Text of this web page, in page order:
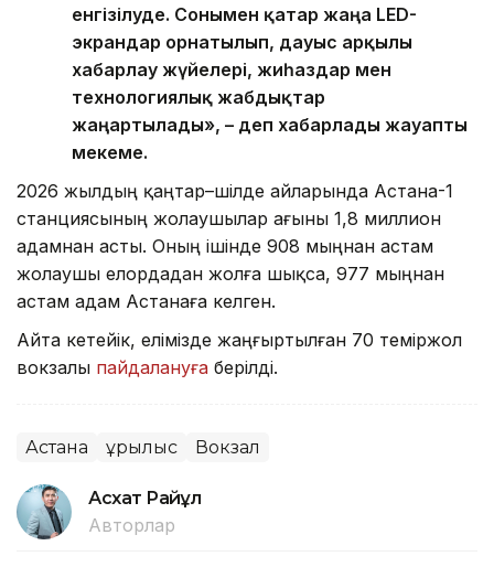
енгізілуде. Сонымен қатар жаңа LED-
экрандар орнатылып, дауыс арқылы
хабарлау жүйелері, жиһаздар мен
технологиялық жабдықтар
жаңартылады», – деп хабарлады жауапты
мекеме.
2026 жылдың қаңтар–шілде айларында Астана-1
станциясының жолаушылар ағыны 1,8 миллион
адамнан асты. Оның ішінде 908 мыңнан астам
жолаушы елордадан жолға шықса, 977 мыңнан
астам адам Астанаға келген.
Айта кетейік, елімізде жаңғыртылған 70 теміржол
вокзалы пайдалануға берілді.
Астана Құрылыс Вокзал
Асхат Райқұл
Авторлар